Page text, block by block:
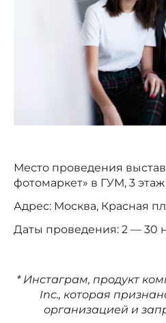
Место проведения
фотомаркет» в ГУМ, 3 этаж
Адрес: Москва, Красная
Даты проведения: 2 — 30
* Инстаграм, продукт
Inc., которая
организацией и